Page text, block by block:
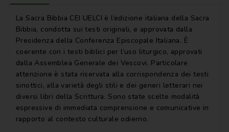
SPIRITUALITA'
STORIA
VARIE
PER
BAMBINI
La Sacra Bibbia CEI UELCI è l’edizione italiana della Sacra
Bibbia, condotta sui testi originali, e approvata dalla
Presidenza della Conferenza Episcopale Italiana. È
coerente con i testi biblici per l’uso liturgico, approvati
dalla Assemblea Generale dei Vescovi. Particolare
attenzione è stata riservata alla corrispondenza dei testi
sinottici, alla varietà degli stili e dei generi letterari nei
diversi libri della Scrittura. Sono state scelte modalità
espressive di immediata comprensione e comunicative in
rapporto al contesto culturale odierno.